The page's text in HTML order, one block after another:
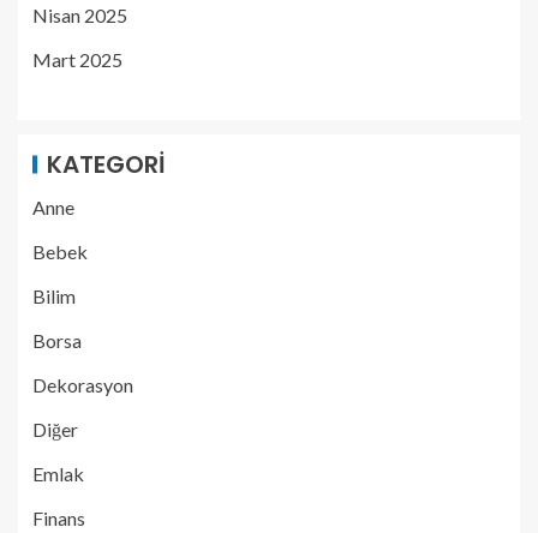
Nisan 2025
Mart 2025
KATEGORI
Anne
Bebek
Bilim
Borsa
Dekorasyon
Diğer
Emlak
Finans